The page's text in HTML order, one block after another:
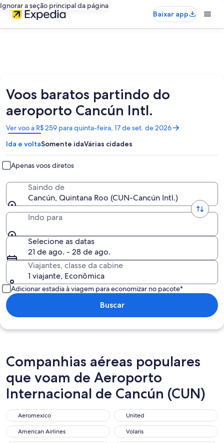
Ignorar a seção principal da página
Baixar app
Voos baratos partindo do
aeroporto Cancún Intl.
Ver voo a R$ 259 para quinta-feira, 17 de set. de 2026
Abre
em
uma
nova
janela
Ida e voltaSomente idaVárias cidades
Apenas voos diretos
Saindo de
Cancún, Quintana Roo (CUN-Cancún Intl.)
Indo para
Selecione as datas
21 de ago. - 28 de ago.
Viajantes, classe da cabine
1 viajante, Econômica
Adicionar estadia à viagem para economizar no pacote*
Buscar
Companhias aéreas populares
que voam de Aeroporto
Internacional de Cancún (CUN)
Aeromexico
United
American Airlines
Volaris